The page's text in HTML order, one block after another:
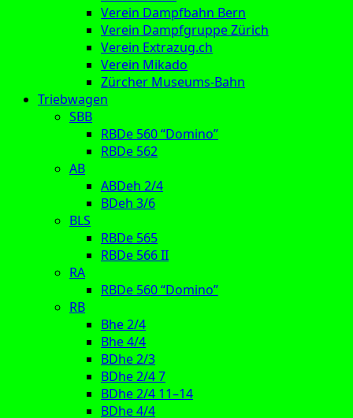
Verein Dampfbahn Bern
Verein Dampfgruppe Zürich
Verein Extrazug.ch
Verein Mikado
Zürcher Museums-Bahn
Triebwagen
SBB
RBDe 560 “Domino”
RBDe 562
AB
ABDeh 2/4
BDeh 3/6
BLS
RBDe 565
RBDe 566 II
RA
RBDe 560 “Domino”
RB
Bhe 2/4
Bhe 4/4
BDhe 2/3
BDhe 2/4 7
BDhe 2/4 11–14
BDhe 4/4